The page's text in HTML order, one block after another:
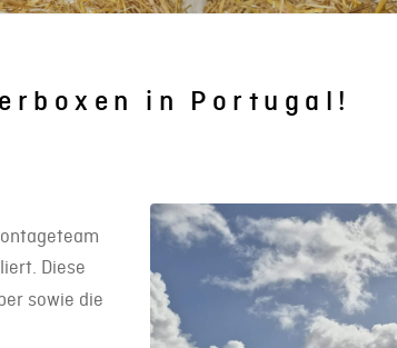
in Portugal!
Diese
sowie die